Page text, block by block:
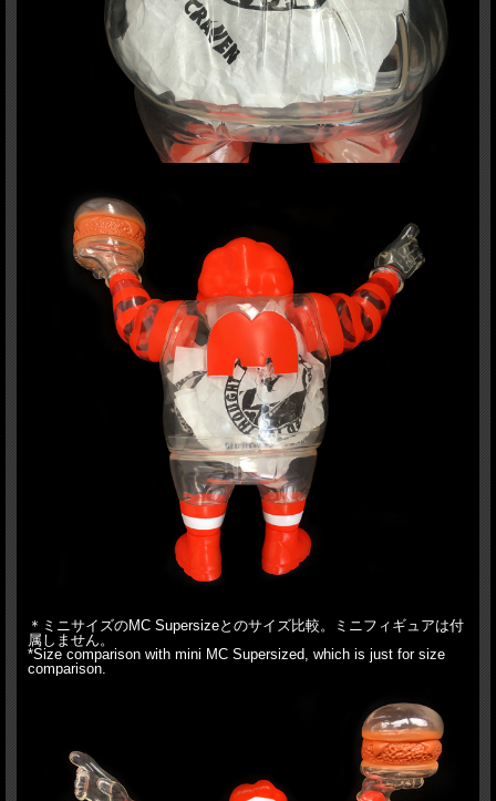
＊ミニサイズのMC Supersizeとのサイズ比較。ミニフィギュアは付
属しません。
*Size comparison with mini MC Supersized, which is just for size
comparison.